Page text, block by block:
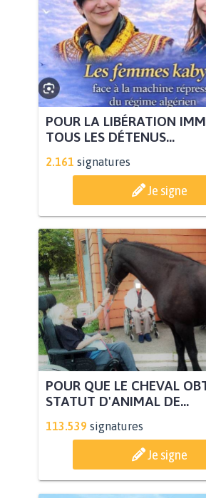
POUR LA LIBÉRATION
TOUS LES DÉTENUS...
2.161 signatures
Je signe
POUR QUE LE CHEVAL
STATUT D'ANIMAL DE...
113.539 signatures
Je signe